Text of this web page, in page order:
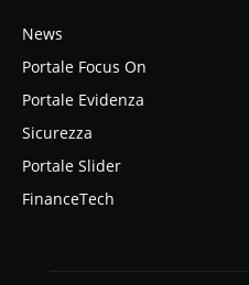
News
Portale Focus On
Portale Evidenza
Sicurezza
Portale Slider
FinanceTech